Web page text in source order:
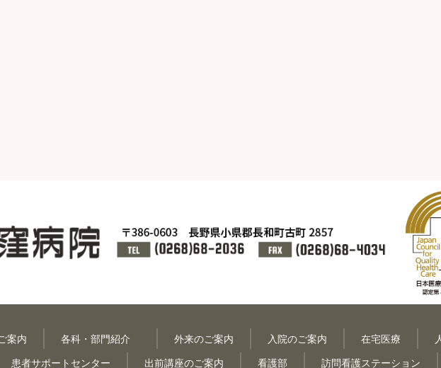
案内 各科・部門紹介 外来のご案内 入院のご案内 在宅医療
患者サポートセンター 出前講座のご案内 看護部 訪問看護ステーション